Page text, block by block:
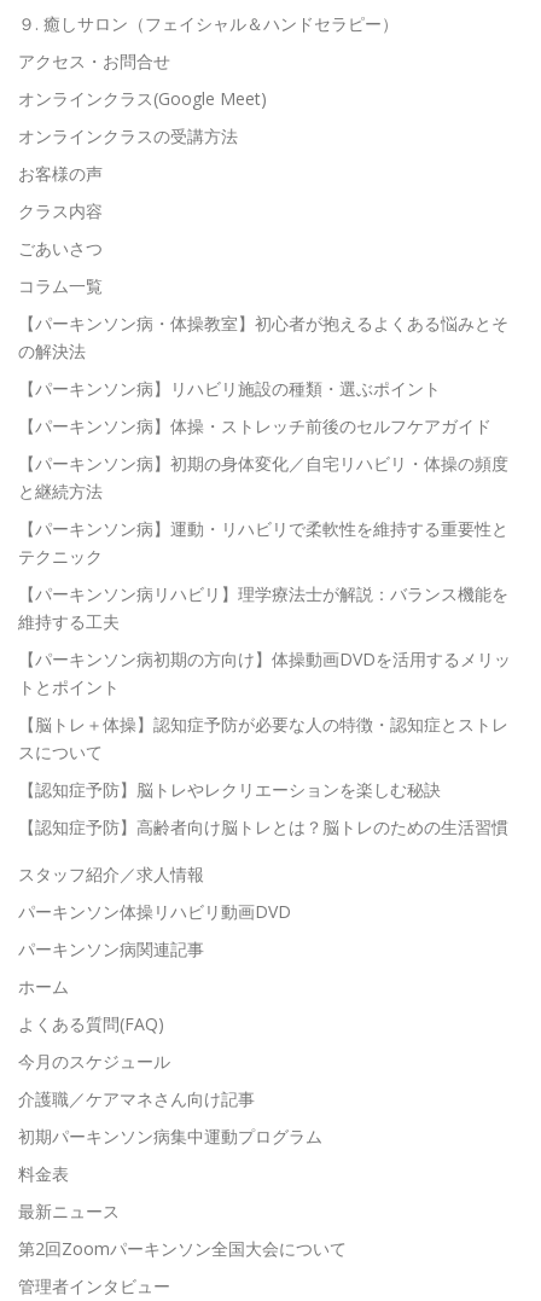
９. 癒しサロン（フェイシャル＆ハンドセラピー）
アクセス・お問合せ
オンラインクラス(Google Meet)
オンラインクラスの受講方法
お客様の声
クラス内容
ごあいさつ
コラム一覧
【パーキンソン病・体操教室】初心者が抱えるよくある悩みとそ
の解決法
【パーキンソン病】リハビリ施設の種類・選ぶポイント
【パーキンソン病】体操・ストレッチ前後のセルフケアガイド
【パーキンソン病】初期の身体変化／自宅リハビリ・体操の頻度
と継続方法
【パーキンソン病】運動・リハビリで柔軟性を維持する重要性と
テクニック
【パーキンソン病リハビリ】理学療法士が解説：バランス機能を
維持する工夫
【パーキンソン病初期の方向け】体操動画DVDを活用するメリッ
トとポイント
【脳トレ＋体操】認知症予防が必要な人の特徴・認知症とストレ
スについて
【認知症予防】脳トレやレクリエーションを楽しむ秘訣
【認知症予防】高齢者向け脳トレとは？脳トレのための生活習慣
スタッフ紹介／求人情報
パーキンソン体操リハビリ動画DVD
パーキンソン病関連記事
ホーム
よくある質問(FAQ)
今月のスケジュール
介護職／ケアマネさん向け記事
初期パーキンソン病集中運動プログラム
料金表
最新ニュース
第2回Zoomパーキンソン全国大会について
管理者インタビュー